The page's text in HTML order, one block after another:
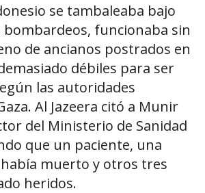
se tambaleaba bajo
bombardeos, funcionaba sin
de ancianos postrados en
débiles para ser
las autoridades
Al Jazeera citó a Munir
del Ministerio de Sanidad
que un paciente, una
muerto y otros tres
heridos.